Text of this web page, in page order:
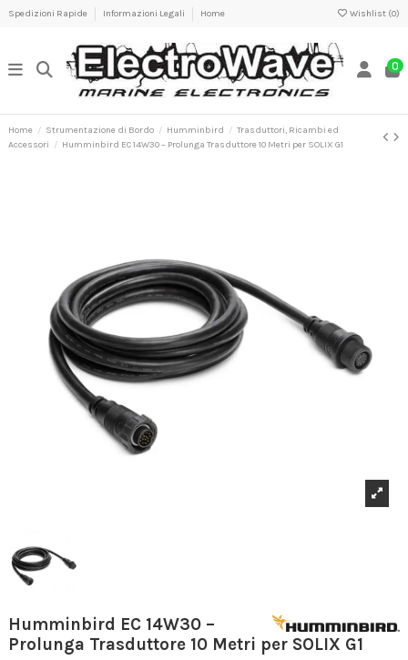
Spedizioni Rapide Informazioni Legali Home Wishlist (0)
0
Home Strumentazione di Bordo Humminbird
Trasduttori, Ricambi ed
Accessori
Humminbird EC 14W30 – Prolunga Trasduttore 10 Metri per SOLIX G1
Humminbird EC 14W30 –
Prolunga Trasduttore 10 Metri per SOLIX G1